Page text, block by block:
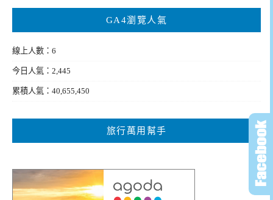
GA4瀏覽人氣
線上人數：6
今日人氣：2,445
累積人氣：40,655,450
旅行萬用幫手